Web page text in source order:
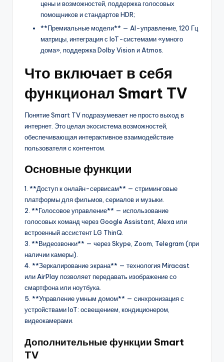
цены и возможностей, поддержка голосовых
помощников и стандартов HDR;
**Премиальные модели** — AI-управление, 120 Гц
матрицы, интеграция с IoT-системами «умного
дома», поддержка Dolby Vision и Atmos.
Что включает в себя
функционал Smart TV
Понятие Smart TV подразумевает не просто выход в
интернет. Это целая экосистема возможностей,
обеспечивающая интерактивное взаимодействие
пользователя с контентом.
Основные функции
1. **Доступ к онлайн-сервисам** — стриминговые
платформы для фильмов, сериалов и музыки.
2. **Голосовое управление** — использование
голосовых команд через Google Assistant, Alexa или
встроенный ассистент LG ThinQ.
3. **Видеозвонки** — через Skype, Zoom, Telegram (при
наличии камеры).
4. **Зеркалирование экрана** — технология Miracast
или AirPlay позволяет передавать изображение со
смартфона или ноутбука.
5. **Управление умным домом** — синхронизация с
устройствами IoT: освещением, кондиционером,
видеокамерами.
Дополнительные функции Smart
TV